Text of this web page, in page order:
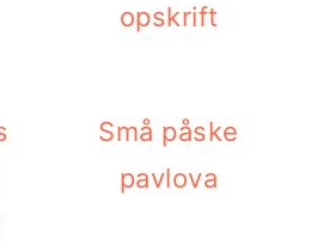
opskrift
Små påske
pavlova